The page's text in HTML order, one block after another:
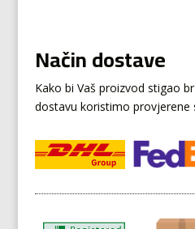
Način dostave
Kako bi Vaš proizvod stigao
dostavu koristimo provjerene